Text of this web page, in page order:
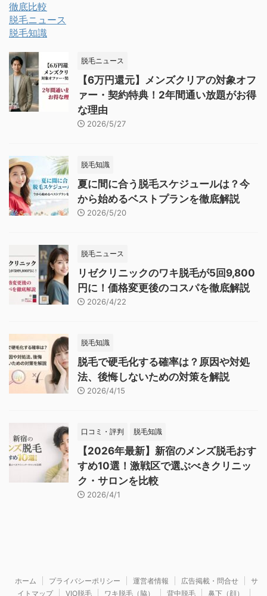
徹底比較
脱毛ニュース
脱毛知識
脱毛ニュース
【6万円還元】メンズクリアの対象オフ
ァー・契約特典！2年間通い放題がお得
な理由
2026/5/27
脱毛知識
夏に間に合う脱毛スケジュールは？今
から始めるベストプランを徹底解説
2026/5/20
脱毛ニュース
リゼクリニックのワキ脱毛が5回9,800
円に！価格変更後のコスパを徹底解説
2026/4/22
脱毛知識
脱毛で硬毛化する確率は？原因や対処
法、後悔しないための対策を解説
2026/4/15
口コミ・評判 脱毛知識
【2026年最新】新宿のメンズ脱毛おす
すめ10選！激戦区で選ぶべきクリニッ
ク・サロンを比較
2026/4/1
ホーム プライバシーポリシー 運営者情報 広告掲載・問合せ
サ
イトマップ
VIO脱毛 ワキ脱毛（脇） 背中脱毛 鼻下（顔）